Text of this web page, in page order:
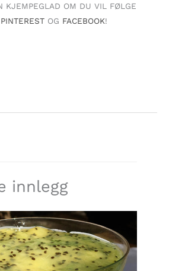
KJEMPEGLAD OM DU VIL FØLGE
PINTEREST OG FACEBOOK!
innlegg